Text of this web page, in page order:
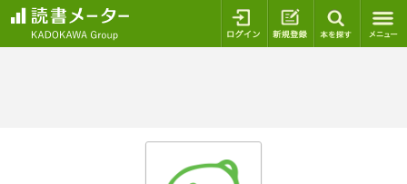
ログイン 新規登録